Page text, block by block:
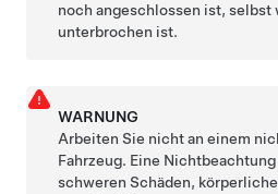
noch angeschlossen ist, selbst
unterbrochen ist.
WARNUNG
Arbeiten Sie nicht an einem
Fahrzeug. Eine
schweren Schäden,